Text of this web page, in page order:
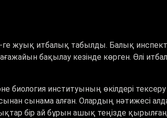
ге жуық итбалық табылды. Балық
бақылау кезінде көрген. Өлі
биология институының өкілдері
сынама алған. Олардың нәтижесі
бір ай бұрын ашық теңізде